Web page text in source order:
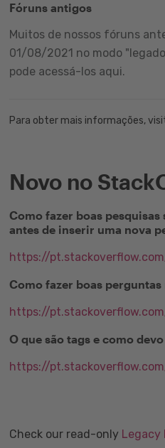
Fóruns antigos
Muitos de nossos fóruns
01/08/2021 no modo
pode acessá-los aqui.
Para obter mais informações,
Novo no
Como fazer boas
antes de inserir uma nova
https://
Como fazer boas
https://
O que são tags e como
https://
Check our read-only Legacy